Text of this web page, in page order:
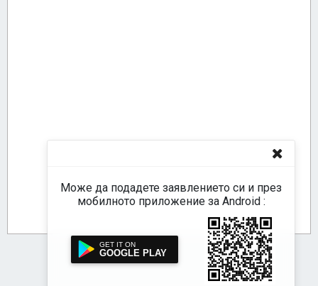
Може да подадете заявлението си и през
мобилното приложение за Android :
GOOGLE PLAY